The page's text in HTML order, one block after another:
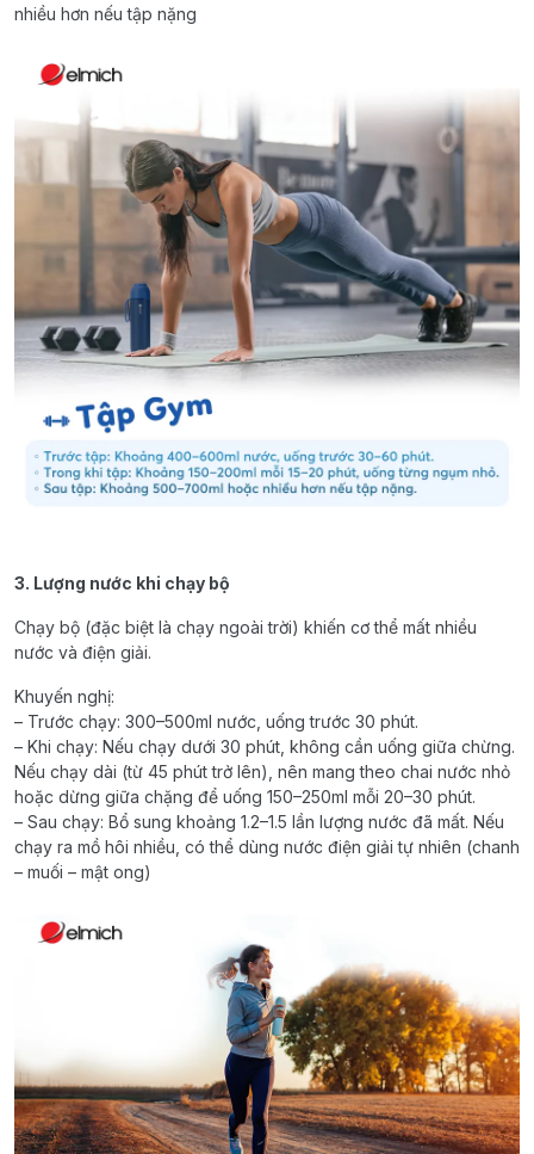
nhiều hơn nếu tập nặng
3. Lượng nước khi chạy bộ
Chạy bộ (đặc biệt là chạy ngoài trời) khiến cơ thể mất nhiều
nước và điện giải.
Khuyến nghị:
– Trước chạy: 300–500ml nước, uống trước 30 phút.
– Khi chạy: Nếu chạy dưới 30 phút, không cần uống giữa chừng.
Nếu chạy dài (từ 45 phút trở lên), nên mang theo chai nước nhỏ
hoặc dừng giữa chặng để uống 150–250ml mỗi 20–30 phút.
– Sau chạy: Bổ sung khoảng 1.2–1.5 lần lượng nước đã mất. Nếu
chạy ra mồ hôi nhiều, có thể dùng nước điện giải tự nhiên (chanh
– muối – mật ong)